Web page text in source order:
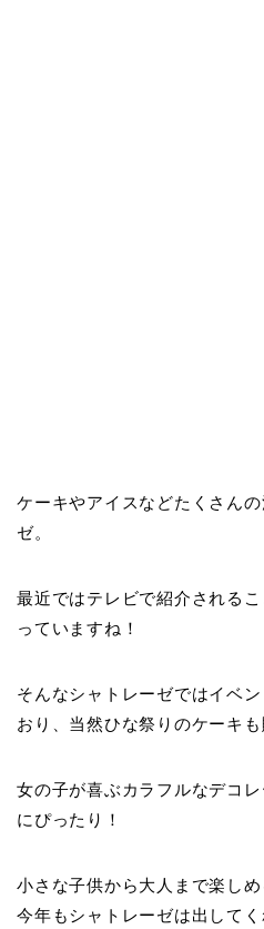
ケーキやアイスなどたくさん
ゼ。
最近ではテレビで紹介される
っていますね！
そんなシャトレーゼではイベ
おり、当然ひな祭りのケーキも
女の子が喜ぶカラフルなデコ
にぴったり！
小さな子供から大人まで楽し
今年もシャトレーゼは出してく